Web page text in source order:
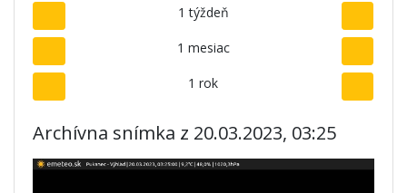
1 týždeň
1 mesiac
1 rok
Archívna snímka z 20.03.2023, 03:25